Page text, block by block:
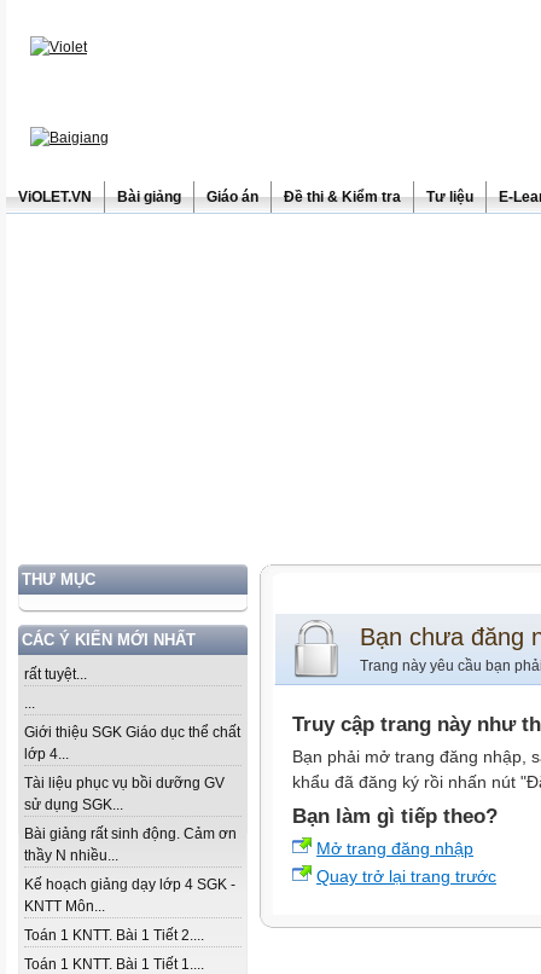
ViOLET.VN Bài giảng Giáo án Đề thi & Kiểm tra Tư liệu E-
THƯ MỤC
CÁC Ý KIẾN MỚI NHẤT
rất tuyệt...
...
Giới thiệu SGK Giáo dục thể chất
lớp 4...
Tài liệu phục vụ bồi dưỡng GV
sử dụng SGK...
Bài giảng rất sinh động. Cảm ơn
thầy N nhiều...
Kế hoạch giảng dạy lớp 4 SGK -
KNTT Môn...
Toán 1 KNTT. Bài 1 Tiết 2....
Toán 1 KNTT. Bài 1 Tiết 1....
Bạn chưa đăng
Trang này yêu cầu bạn
Truy cập trang này như
Bạn phải mở trang đăng nhập,
khẩu đã đăng ký rồi nhấn nút
Bạn làm gì tiếp theo?
Mở trang đăng nhập
Quay trở lại trang trước